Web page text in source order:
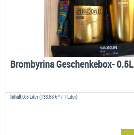
Brombyrina Geschenkebox- 0.5L
Inhalt0.5 Liter(133,68 € * / 1 Liter)